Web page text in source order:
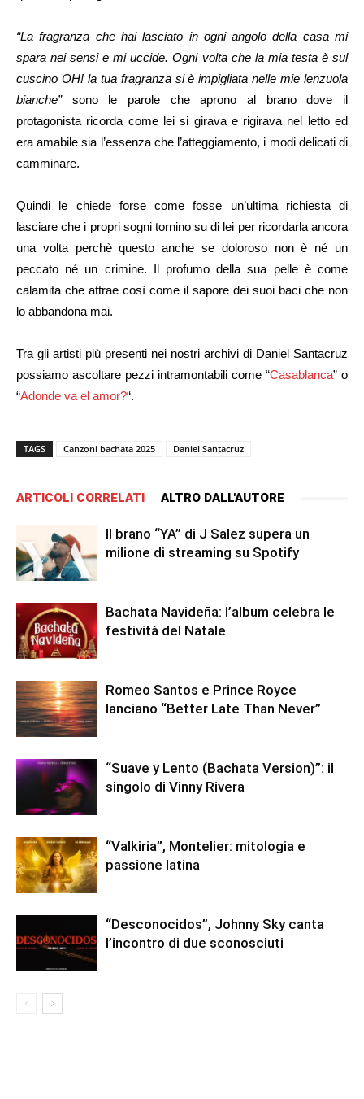
“La fragranza che hai lasciato in ogni angolo della casa mi
spara nei sensi e mi uccide. Ogni volta che la mia testa è sul
cuscino OH! la tua fragranza si è impigliata nelle mie lenzuola
bianche”sono le parole che aprono al brano dove il
protagonista ricorda come lei si girava e rigirava nel letto ed
era amabile sia l’essenza che l’atteggiamento, i modi delicati di
camminare.
Quindi le chiede forse come fosse un’ultima richiesta di
lasciare che i propri sogni tornino su di lei per ricordarla ancora
una volta perchè questo anche se doloroso non è né un
peccato né un crimine. Il profumo della sua pelle è come
calamita che attrae così come il sapore dei suoi baci che non
lo abbandona mai.
Tra gli artisti più presenti nei nostri archivi di Daniel Santacruz
possiamo ascoltare pezzi intramontabili come “Casablanca” o
“Adonde va el amor?“.
TAGS Canzoni bachata 2025 Daniel Santacruz
ARTICOLI CORRELATI ALTRO DALL'AUTORE
Il brano “YA” di J Salez supera un
milione di streaming su Spotify
Bachata Navideña: l’album celebra le
festività del Natale
Romeo Santos e Prince Royce
lanciano “Better Late Than Never”
“Suave y Lento (Bachata Version)”: il
singolo di Vinny Rivera
“Valkiria”, Montelier: mitologia e
passione latina
“Desconocidos”, Johnny Sky canta
l’incontro di due sconosciuti